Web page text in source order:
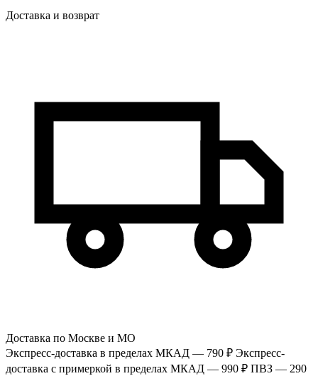
Доставка и возврат
Доставка по Москве и МО
Экспресс-доставка в пределах МКАД — 790 ₽ Экспресс-
доставка с примеркой в пределах МКАД — 990 ₽ ПВЗ — 290